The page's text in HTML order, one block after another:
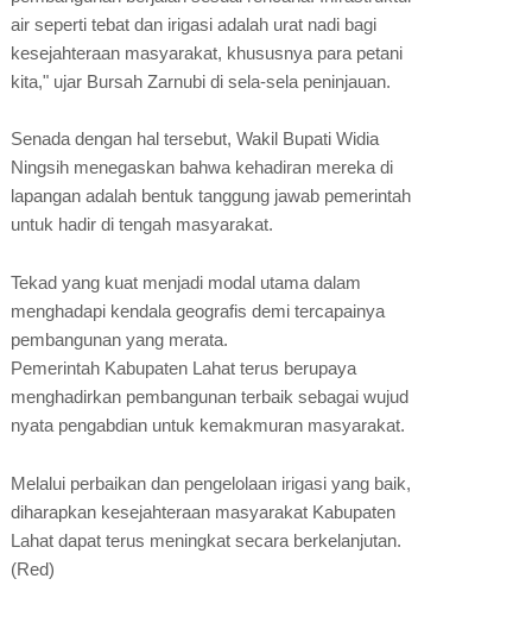
air seperti tebat dan irigasi adalah urat nadi bagi
kesejahteraan masyarakat, khususnya para petani
kita," ujar Bursah Zarnubi di sela-sela peninjauan.
​Senada dengan hal tersebut, Wakil Bupati Widia
Ningsih menegaskan bahwa kehadiran mereka di
lapangan adalah bentuk tanggung jawab pemerintah
untuk hadir di tengah masyarakat.
Tekad yang kuat menjadi modal utama dalam
menghadapi kendala geografis demi tercapainya
pembangunan yang merata.
​Pemerintah Kabupaten Lahat terus berupaya
menghadirkan pembangunan terbaik sebagai wujud
nyata pengabdian untuk kemakmuran masyarakat.
Melalui perbaikan dan pengelolaan irigasi yang baik,
diharapkan kesejahteraan masyarakat Kabupaten
Lahat dapat terus meningkat secara berkelanjutan.
(Red)